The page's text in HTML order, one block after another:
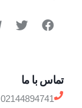
تماس با ما
02144894741